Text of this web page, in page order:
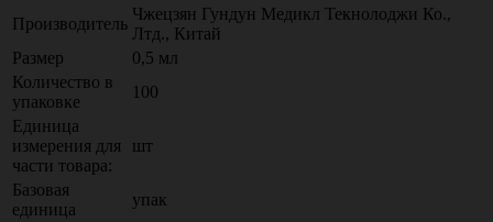
Производитель
Чжецзян Гундун Медикл Текнолоджи Ко.,
Лтд., Китай
Размер
0,5 мл
Количество в
упаковке
100
Единица
измерения для
части товара:
шт
Базовая
единица
упак